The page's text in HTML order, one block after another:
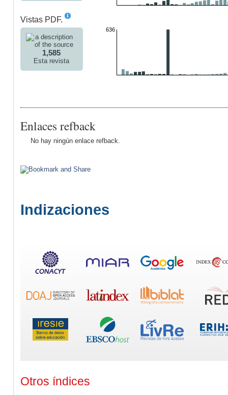
Vistas PDF.
1,585
Esta revista
636
Enlaces refback
No hay ningún enlace refback.
Indizaciones
Otros índices